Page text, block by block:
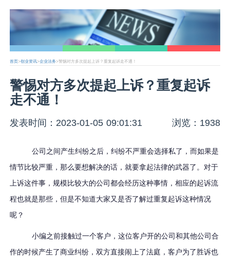
首页>创业资讯>企业法务>警惕对方多次提起上诉？重复起诉走不通！
警惕对方多次提起上诉？重复起诉
走不通！
发表时间：2023-01-05 09:01:31 浏览：1938
公司之间产生纠纷之后，纠纷不严重会选择私了，而如果是
情节比较严重，那么要想解决的话，就要拿起法律的武器了。对于
上诉这件事，规模比较大的公司都会经历这种事情，相应的起诉流
程也就是那些，但是不知道大家又是否了解过重复起诉这种情况
呢？
小编之前接触过一个客户，这位客户开的公司和其他公司合
作的时候产生了商业纠纷，双方直接闹上了法庭，客户为了胜诉也